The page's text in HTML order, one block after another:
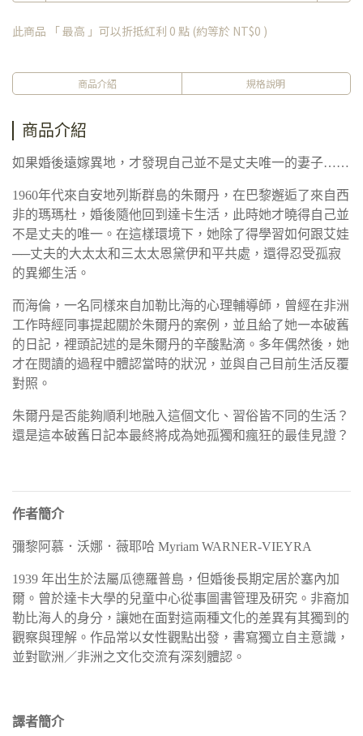
此商品 「 最高 」可以折抵紅利 0 點 (約等於 NT$0 )
商品介紹 規格說明
商品介紹
如果婚後遠嫁異地，才發現自己並不是丈夫唯一的妻子……
1960年代來自安地列斯群島的朱爾丹，在巴黎邂逅了來自西
非的瑪瑪杜，婚後隨他回到達卡生活，此時她才曉得自己並
不是丈夫的唯一。在這樣環境下，她除了得學習如何跟艾娃
──丈夫的大太太和三太太恩黛伊和平共處，還得忍受孤寂
的異鄉生活。
而海倫，一名同樣來自加勒比海的心理輔導師，曾經在非洲
工作時經同事提起關於朱爾丹的案例，並且給了她一本破舊
的日記，裡頭記述的是朱爾丹的辛酸點滴。多年偶然後，她
才在閱讀的過程中體認當時的狀況，並與自己目前生活反覆
對照。
朱爾丹是否能夠順利地融入這個文化、習俗皆不同的生活？
還是這本破舊日記本最終將成為她孤獨和瘋狂的最佳見證？
作者簡介
彌黎阿慕．沃娜．薇耶哈 Myriam WARNER-VIEYRA
1939 年出生於法屬瓜德羅普島，但婚後長期定居於塞內加
爾。曾於達卡大學的兒童中心從事圖書管理及研究。非裔加
勒比海人的身分，讓她在面對這兩種文化的差異有其獨到的
觀察與理解。作品常以女性觀點出發，書寫獨立自主意識，
並對歐洲／非洲之文化交流有深刻體認。
譯者簡介